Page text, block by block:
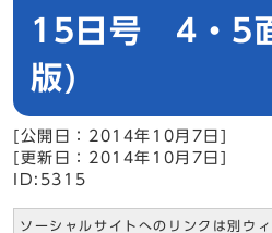
15日号 4・5
版)
[公開日：2014年10月7日]
[更新日：2014年10月7日]
ID:5315
ソーシャルサイトへのリンクは別ウ